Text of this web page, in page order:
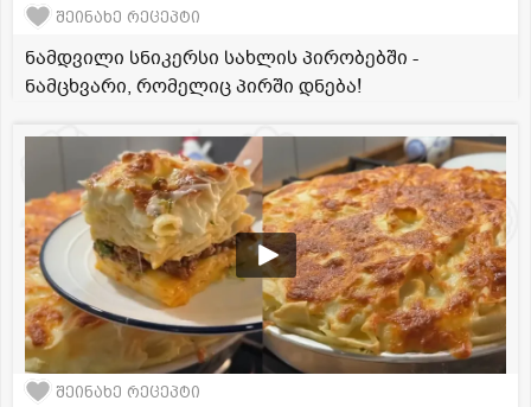
შეინახე რეცეპტი
ნამდვილი სნიკერსი სახლის პირობებში -
ნამცხვარი, რომელიც პირში დნება!
შეინახე რეცეპტი